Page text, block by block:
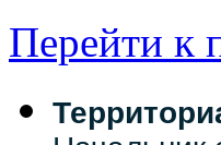
Перейти к